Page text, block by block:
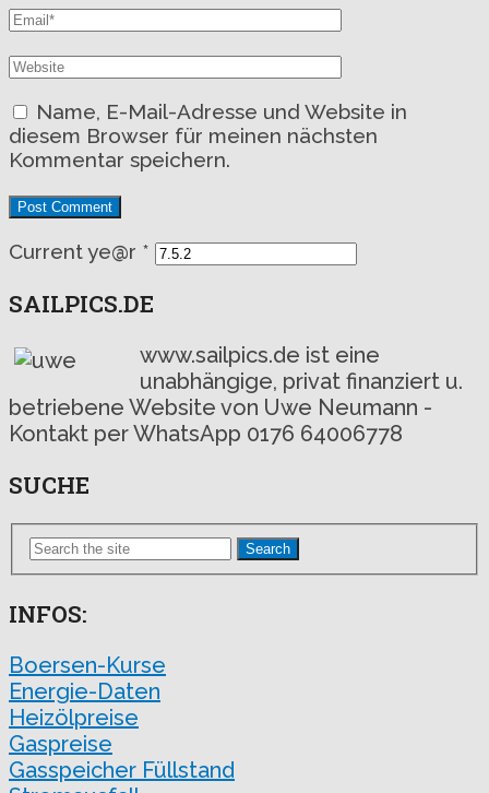
Name, E-Mail-Adresse und Website in
diesem Browser für meinen nächsten
Kommentar speichern.
Current ye@r *
SAILPICS.DE
www.sailpics.de ist eine
unabhängige, privat finanziert u.
betriebene Website von Uwe Neumann -
Kontakt per WhatsApp 0176 64006778
SUCHE
Search
INFOS:
Boersen-Kurse
Energie-Daten
Heizölpreise
Gaspreise
Gasspeicher Füllstand